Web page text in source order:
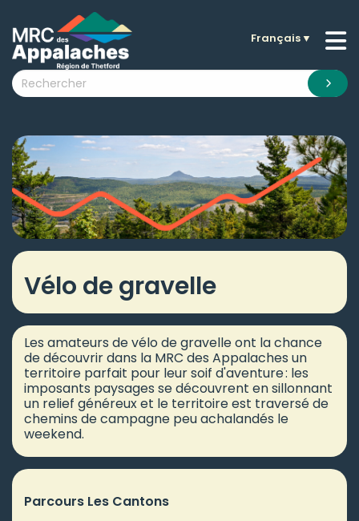
submenu (La MRC )
submenu (Citoyens )
submenu (Visiteurs )
submenu (Nouvelles )
submenu (Documentation )
Français▼
Vélo de gravelle
Les amateurs de vélo de gravelle ont la chance
de découvrir dans la MRC des Appalaches un
territoire parfait pour leur soif d'aventure : les
imposants paysages se découvrent en sillonnant
un relief généreux et le territoire est traversé de
chemins de campagne peu achalandés le
weekend.
Parcours Les Cantons